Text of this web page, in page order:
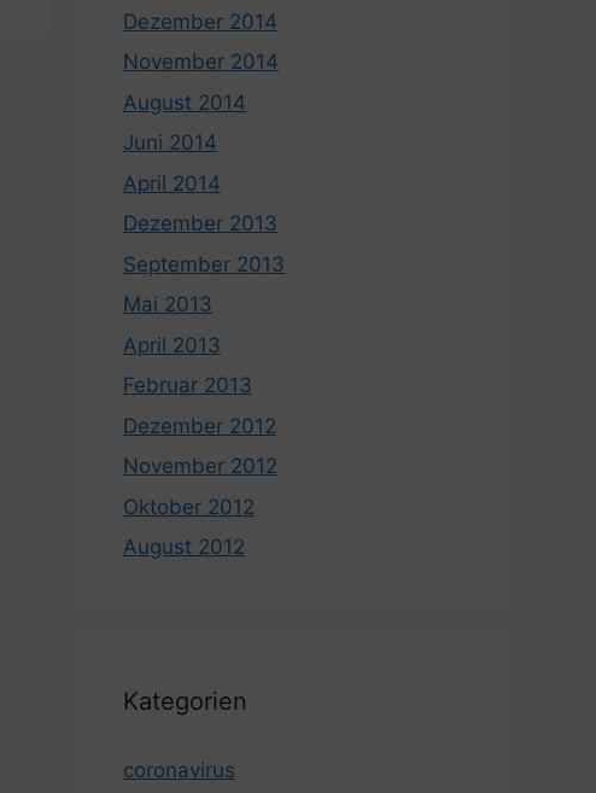
Dezember 2014
November 2014
August 2014
Juni 2014
April 2014
Dezember 2013
September 2013
Mai 2013
April 2013
Februar 2013
Dezember 2012
November 2012
Oktober 2012
August 2012
Kategorien
coronavirus